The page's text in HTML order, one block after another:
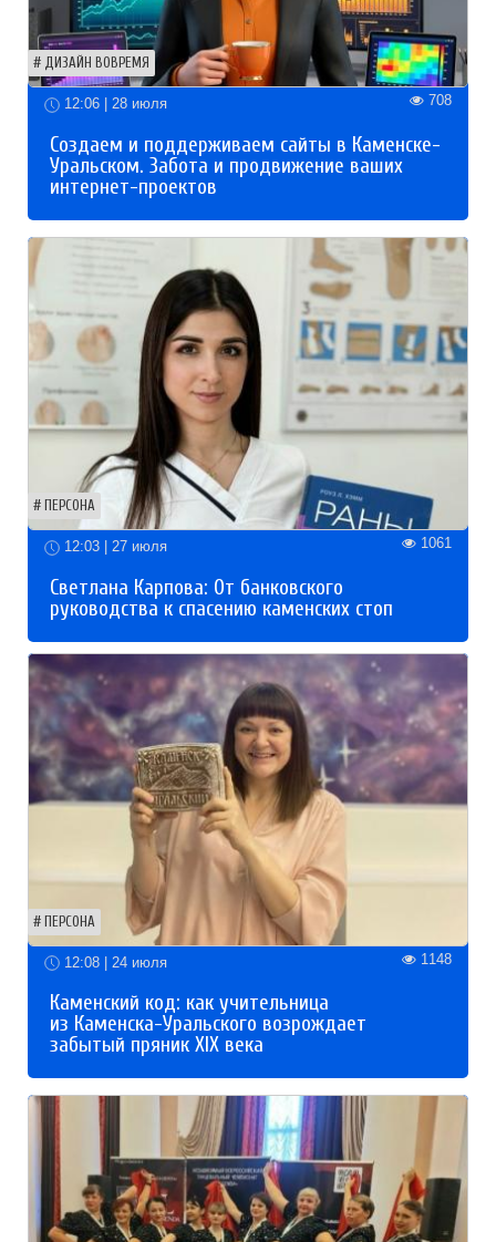
ДИЗАЙН ВОВРЕМЯ
12:06 | 28 июля 708
Создаем и поддерживаем сайты в Каменске-
Уральском. Забота и продвижение ваших
интернет-проектов
ПЕРСОНА
12:03 | 27 июля 1061
Светлана Карпова: От банковского
руководства к спасению каменских стоп
ПЕРСОНА
12:08 | 24 июля 1148
Каменский код: как учительница
из Каменска-Уральского возрождает
забытый пряник XIX века